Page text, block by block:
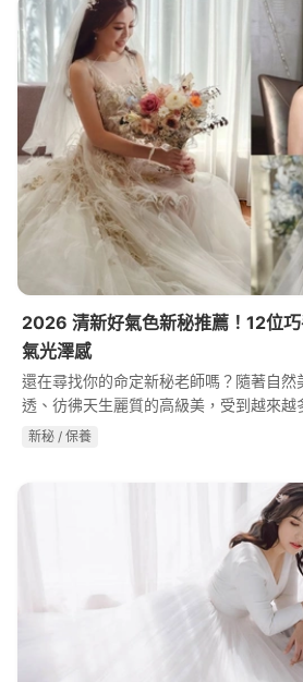
2026 清新好氣色新秘推薦！12位
氣光澤感
還在尋找你的命定新秘老師嗎？隨著自
透、彷彿天生麗質的高級美，受到越來越
然的妝感，需仰賴新秘老師專業的技術
新秘 / 保養